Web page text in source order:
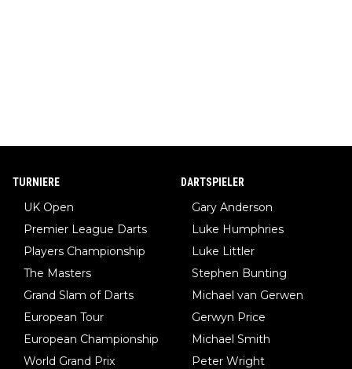
TURNIERE
UK Open
Premier League Darts
Players Championship
The Masters
Grand Slam of Darts
European Tour
European Championship
World Grand Prix
DARTSPIELER
Gary Anderson
Luke Humphries
Luke Littler
Stephen Bunting
Michael van Gerwen
Gerwyn Price
Michael Smith
Peter Wright